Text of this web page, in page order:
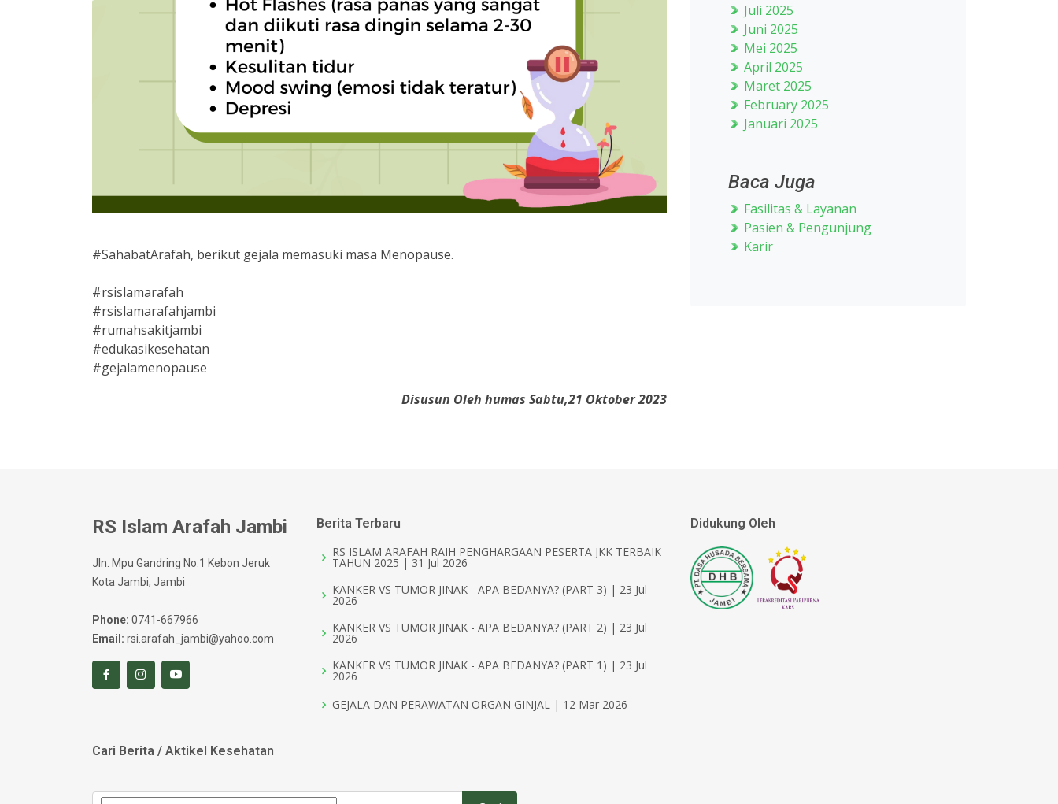
#SahabatArafah, berikut gejala memasuki masa Menopause.
#rsislamarafah
#rsislamarafahjambi
#rumahsakitjambi
#edukasikesehatan
#gejalamenopause
Disusun Oleh humas Sabtu,21 Oktober 2023
Juli 2025
Juni 2025
Mei 2025
April 2025
Maret 2025
February 2025
Januari 2025
Baca Juga
Fasilitas & Layanan
Pasien & Pengunjung
Karir
RS Islam Arafah Jambi
Jln. Mpu Gandring No.1 Kebon Jeruk
Kota Jambi, Jambi
Phone: 0741-667966
Email: rsi.arafah_jambi@yahoo.com
Berita Terbaru
RS ISLAM ARAFAH RAIH PENGHARGAAN PESERTA JKK TERBAIK
TAHUN 2025 | 31 Jul 2026
KANKER VS TUMOR JINAK - APA BEDANYA? (PART 3) | 23 Jul
2026
KANKER VS TUMOR JINAK - APA BEDANYA? (PART 2) | 23 Jul
2026
KANKER VS TUMOR JINAK - APA BEDANYA? (PART 1) | 23 Jul
2026
GEJALA DAN PERAWATAN ORGAN GINJAL | 12 Mar 2026
Didukung Oleh
Cari Berita / Aktikel Kesehatan